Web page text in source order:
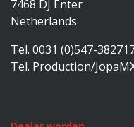
7468 DJ Enter
Netherlands
Tel. 0031 (0)547-
Tel. Production/